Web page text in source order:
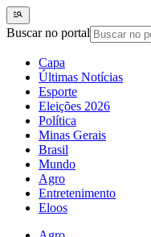
Buscar no portal
Capa
Últimas Notícias
Esporte
Eleições 2026
Política
Minas Gerais
Brasil
Mundo
Agro
Entretenimento
Eloos